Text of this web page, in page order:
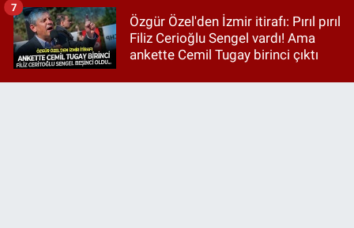
Özgür Özel'den İzmir itirafı: Pırıl pırıl
Filiz Cerioğlu Sengel vardı! Ama
ankette Cemil Tugay birinci çıktı
7